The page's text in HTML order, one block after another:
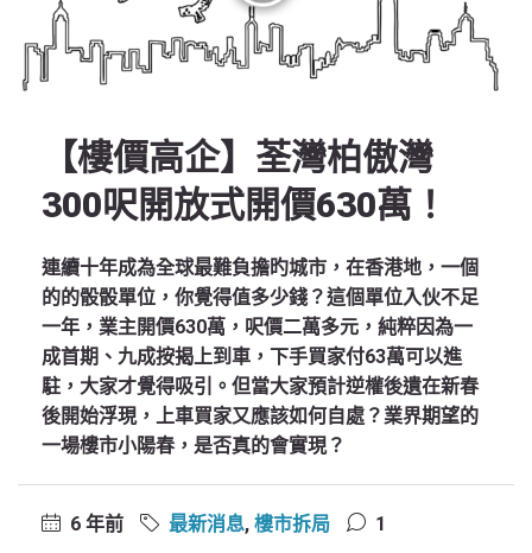
【樓價高企】荃灣柏傲灣
300呎開放式開價630萬！
連續十年成為全球最難負擔旳城市，在香港地，一個
的的骰骰單位，你覺得值多少錢？這個單位入伙不足
一年，業主開價630萬，呎價二萬多元，純粹因為一
成首期、九成按揭上到車，下手買家付63萬可以進
駐，大家才覺得吸引。但當大家預計逆權後遺在新春
後開始浮現，上車買家又應該如何自處？業界期望的
一場樓市小陽春，是否真的會實現？
6 年前 最新消息, 樓市拆局 1